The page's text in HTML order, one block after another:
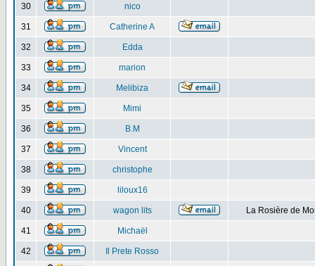
30 nico
31 Catherine A
32 Edda
33 marion
34 Melibiza
35 Mimi
36 B.M
37 Vincent
38 christophe
39 liloux16
40 wagon lits La Rosière de
41 Michaël
42 Il Prete Rosso